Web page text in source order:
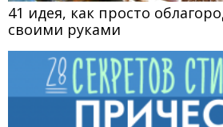
41 идея, как просто
своими руками